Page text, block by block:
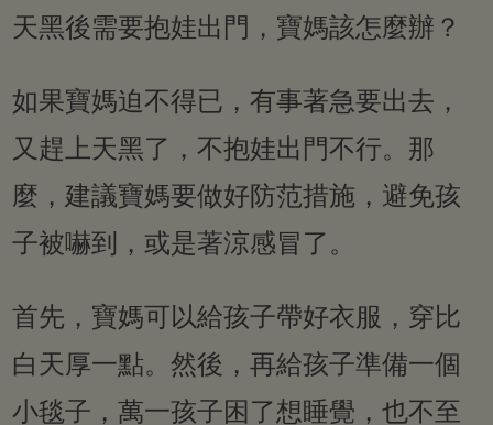
天黑後需要抱娃出門，寶媽該怎麼辦？
如果寶媽迫不得已，有事著急要出去，
又趕上天黑了，不抱娃出門不行。那
麼，建議寶媽要做好防范措施，避免孩
子被嚇到，或是著涼感冒了。
首先，寶媽可以給孩子帶好衣服，穿比
白天厚一點。然後，再給孩子準備一個
小毯子，萬一孩子困了想睡覺，也不至